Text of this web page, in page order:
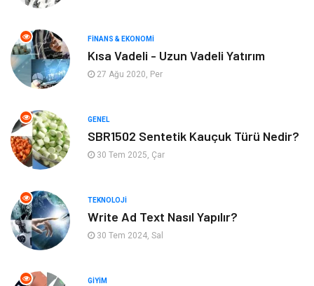
Mobilya
Eğitim Kurumları Tatil
Aksesuar Eğlence
Güzellik
Maden ve Metal
Bahçe Ev
Nakliyat
FINANS & EKONOMI
Kısa Vadeli - Uzun Vadeli Yatırım
27 Ağu 2020, Per
GENEL
SBR1502 Sentetik Kauçuk Türü Nedir?
30 Tem 2025, Çar
TEKNOLOJI
Write Ad Text Nasıl Yapılır?
30 Tem 2024, Sal
GIYIM